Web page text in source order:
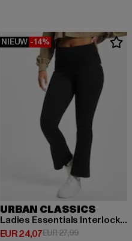
39,99
NIEUW -14%
URBAN CLASSICS
Ladies Essentials Interlock Bootcut
EUR 24,07
Huidige prijs: EUR 24,07
EUR 27,99Actieprijs: